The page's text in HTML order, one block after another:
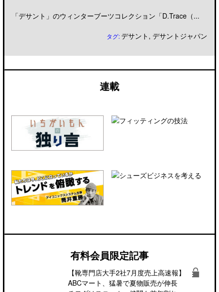
「デサント」のウィンターブーツコレクション「D.Trace（...
タグ:デサント ,デサントジャパン
連載
有料会員限定記事
【靴専門店大手2社7月度売上高速報】
ABCマート、猛暑で夏物販売が伸長